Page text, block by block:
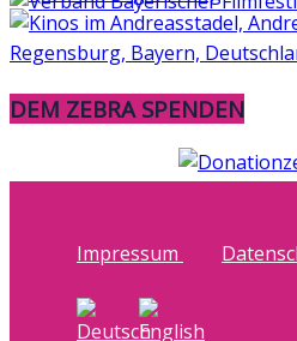
DEM ZEBRA SPENDEN
Impressum